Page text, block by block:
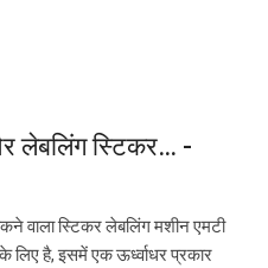
लेबलिंग स्टिकर… -
वाला स्टिकर लेबलिंग मशीन एमटी
लिए है, इसमें एक ऊर्ध्वाधर प्रकार